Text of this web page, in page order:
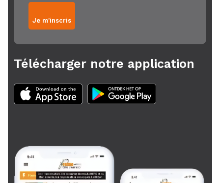
Je m'inscris
Télécharger notre application